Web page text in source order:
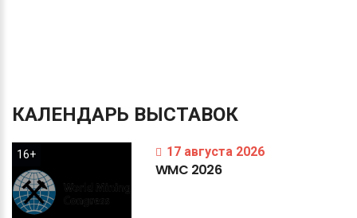
КАЛЕНДАРЬ ВЫСТАВОК
16+ 17 августа 2026
WMC 2026